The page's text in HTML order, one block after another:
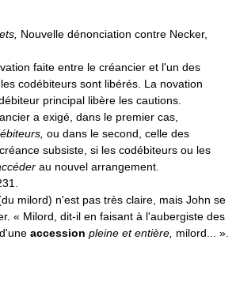
Nouvelle dénonciation contre Necker,
faite entre le créancier et l'un des
codébiteurs sont libérés. La novation
principal libère les cautions.
a exigé, dans le premier cas,
ou dans le second, celle des
subsiste, si les codébiteurs ou les
au nouvel arrangement.
milord) n'est pas très claire, mais John se
« Milord, dit-il en faisant à l'aubergiste des
accession pleine et entière, milord... ».